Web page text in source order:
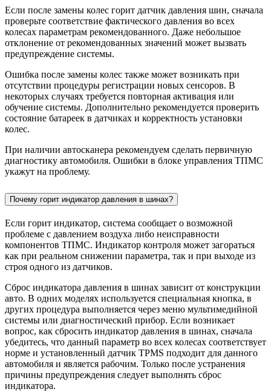
Если после замены колес горит датчик давления шин, сначала
проверьте соответствие фактического давления во всех
колесах параметрам рекомендованного. Даже небольшое
отклонение от рекомендованных значений может вызвать
предупреждение системы.
Ошибка после замены колес также может возникать при
отсутствии процедуры регистрации новых сенсоров. В
некоторых случаях требуется повторная активация или
обучение системы. Дополнительно рекомендуется проверить
состояние батареек в датчиках и корректность установки
колес.
При наличии автосканера рекомендуем сделать первичную
диагностику автомобиля. Ошибки в блоке управления ТПМС
укажут на проблему.
Почему горит индикатор давления в шинах?
Если горит индикатор, система сообщает о возможной
проблеме с давлением воздуха либо неисправности
компонентов ТПМС. Индикатор контроля может загораться
как при реальном снижении параметра, так и при выходе из
строя одного из датчиков.
Сброс индикатора давления в шинах зависит от конструкции
авто. В одних моделях используется специальная кнопка, в
других процедура выполняется через меню мультимедийной
системы или диагностический прибор. Если возникает
вопрос, как сбросить индикатор давления в шинах, сначала
убедитесь, что данный параметр во всех колесах соответствует
норме и установленный датчик TPMS подходит для данного
автомобиля и является рабочим. Только после устранения
причины предупреждения следует выполнять сброс
индикатора.